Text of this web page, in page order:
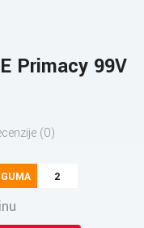
Primacy 99V
(0)
2